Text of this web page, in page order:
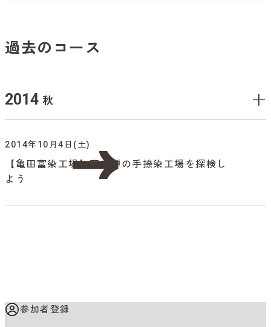
過去のコース
2014 秋
2014年10月4日(土)
【亀田富染工場】京友禅の手捺染工場を探検し
よう
参加者登録